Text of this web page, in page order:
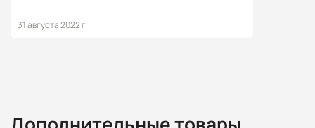
31 августа 2022 г.